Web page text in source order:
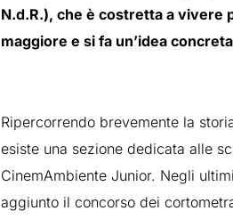
N.d.R.), che è costretta a vivere
maggiore e si fa un’idea
Ripercorrendo brevemente la
esiste una sezione dedicata alle
CinemAmbiente Junior. Negli
aggiunto il concorso dei